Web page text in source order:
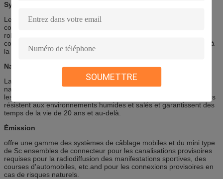
SOUMETTRE
Systèmes de surveillance
Les fabricants de caméra de sécurité choisissent de mini
connecteurs de Sc pour sa dimension compacte et conception
robuste. Il est facile installer mini type ensembles de Sc de
connecteur même dans les secteurs difficiles d'accéder et fournir à
la sécurité d'installation la plus élevée.
Naval et construction navale
La résistance à la corrosion élevée a convaincu les constructeurs
navals et civils de bateau d'utiliser de mini ensembles de Sc pour
les systèmes de communication intégrés. Les connecteurs nickelés
résistent aux environnements humides et salés et garantissent des
temps de la vie de 20 ans et au-delà.
Émission
offre une gamme des systèmes de câblage mobiles et du mini type
de Sc ensembles de connecteur pour les canalisations provisoires
requises pour la radiodiffusion des manifestations sportives, des
courses d'automobiles, etc.and pour les connexions provisoires en
cas de risques naturels.